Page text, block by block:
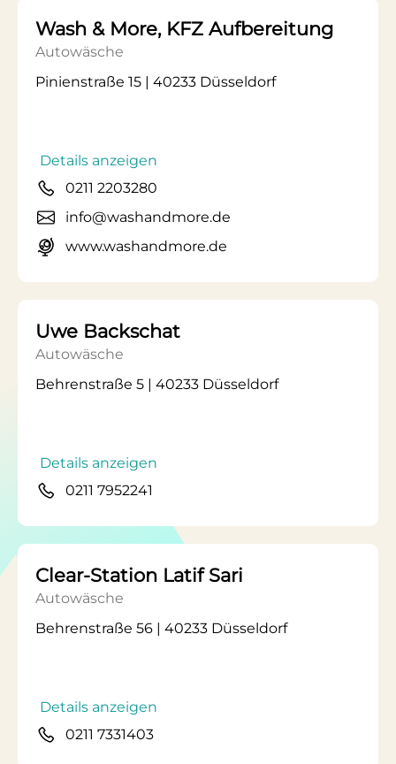
Wash & More, KFZ Aufbereitung
Autowäsche
Pinienstraße 15 | 40233 Düsseldorf
Details anzeigen
0211 2203280
info@washandmore.de
www.washandmore.de
Uwe Backschat
Autowäsche
Behrenstraße 5 | 40233 Düsseldorf
Details anzeigen
0211 7952241
Clear-Station Latif Sari
Autowäsche
Behrenstraße 56 | 40233 Düsseldorf
Details anzeigen
0211 7331403